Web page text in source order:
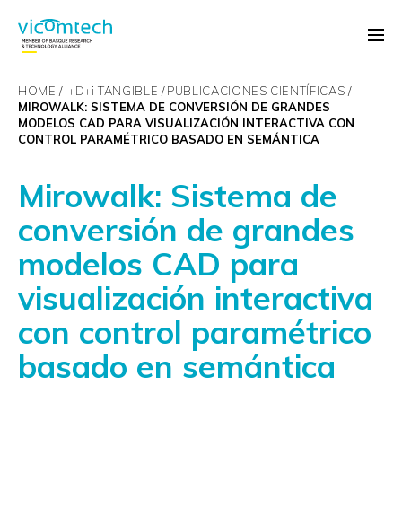
HOME I+D+i TANGIBLE PUBLICACIONES CIENTÍFICAS
MIROWALK: SISTEMA DE CONVERSIÓN DE GRANDES
MODELOS CAD PARA VISUALIZACIÓN INTERACTIVA CON
CONTROL PARAMÉTRICO BASADO EN SEMÁNTICA
Mirowalk: Sistema de
conversión de grandes
modelos CAD para
visualización interactiva
con control paramétrico
basado en semántica